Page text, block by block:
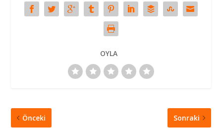
OYLA
Önceki Sonraki